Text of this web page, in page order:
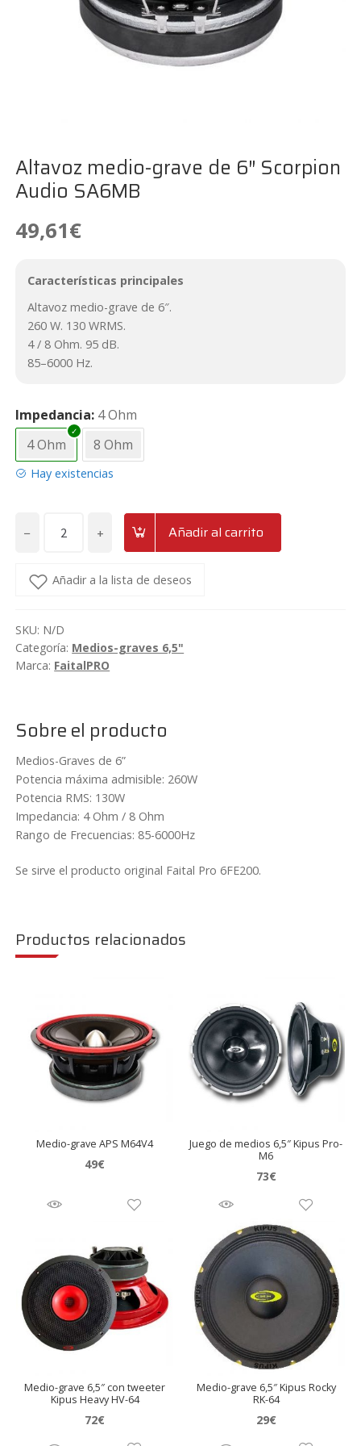
Altavoz medio-grave de 6″ Scorpion
Audio SA6MB
49,61€
Características principales
Altavoz medio-grave de 6″.
260 W. 130 WRMS.
4 / 8 Ohm. 95 dB.
85–6000 Hz.
Impedancia 4 Ohm
4 Ohm
8 Ohm
Hay existencias
−
grave
Scorpion
Audio
+ Añadir al carrito
Añadir a la lista de deseos
SKU: N/D
Categoría: Medios-graves 6,5"
Marca: FaitalPRO
Sobre el producto
Medios-Graves de 6”
Potencia máxima admisible: 260W
Potencia RMS: 130W
Impedancia: 4 Ohm / 8 Ohm
Rango de Frecuencias: 85-6000Hz
Se sirve el producto original Faital Pro 6FE200.
Productos relacionados
Medio-grave APS M64V4
49€
Juego de medios 6,5″ Kipus Pro-
M6
73€
Medio-grave 6,5″ con tweeter
Kipus Heavy HV-64
72€
Medio-grave 6,5″ Kipus Rocky
RK-64
29€